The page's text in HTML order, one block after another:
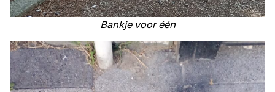
Bankje voor één